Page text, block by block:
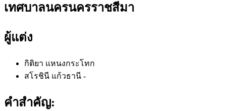
เทศบาลนครนครราชสีมา
ผู้แต่ง
กิติยา แหนงกระโทก
สโรชินี แก้วธานี -
คำสำคัญ: